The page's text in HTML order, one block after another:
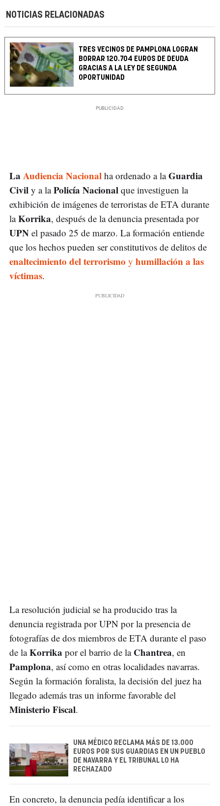
NOTICIAS RELACIONADAS
TRES VECINOS DE PAMPLONA LOGRAN
BORRAR 120.704 EUROS DE DEUDA
GRACIAS A LA LEY DE SEGUNDA
OPORTUNIDAD
La Audiencia Nacional ha ordenado a laGuardia
Civil y a laPolicía Nacional que investiguen la
exhibición de imágenes de terroristas de ETA durante
laKorrika, después de la denuncia presentada por
UPN el pasado 25 de marzo. La formación entiende
que los hechos pueden ser constitutivos de delitos de
enaltecimiento del terrorismo y humillación a las
víctimas.
La resolución judicial se ha producido tras la
denuncia registrada por UPN por la presencia de
fotografías de dos miembros de ETA durante el paso
de laKorrika por el barrio de la Chantrea, en
Pamplona, así como en otras localidades navarras.
Según la formación foralista, la decisión del juez ha
llegado además tras un informe favorable del
Ministerio Fiscal.
UNA MÉDICO RECLAMA MÁS DE 13.000
EUROS POR SUS GUARDIAS EN UN PUEBLO
DE NAVARRA Y EL TRIBUNAL LO HA
RECHAZADO
En concreto, la denuncia pedía identificar a los